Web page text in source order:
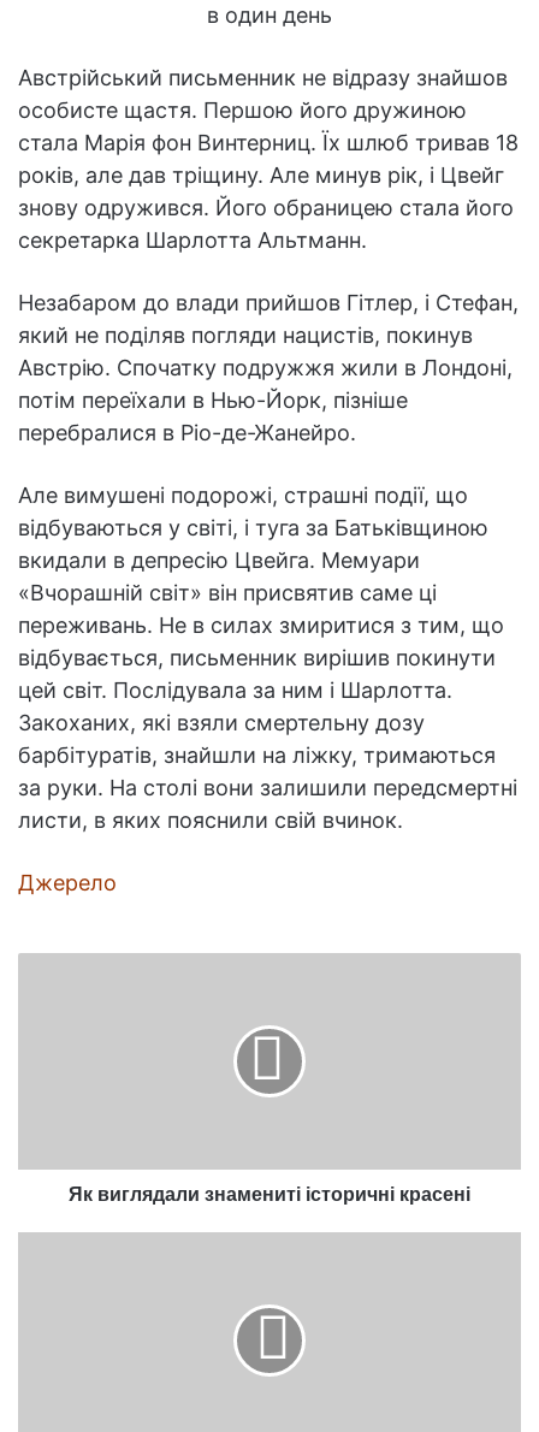
Австрійський письменник не відразу знайшов
особисте щастя. Першою його дружиною
стала Марія фон Винтерниц. Їх шлюб тривав 18
років, але дав тріщину. Але минув рік, і Цвейг
знову одружився. Його обраницею стала його
секретарка Шарлотта Альтманн.
Незабаром до влади прийшов Гітлер, і Стефан,
який не поділяв погляди нацистів, покинув
Австрію. Спочатку подружжя жили в Лондоні,
потім переїхали в Нью-Йорк, пізніше
перебралися в Ріо-де-Жанейро.
Але вимушені подорожі, страшні події, що
відбуваються у світі, і туга за Батьківщиною
вкидали в депресію Цвейга. Мемуари
«Вчорашній світ» він присвятив саме ці
переживань. Не в силах змиритися з тим, що
відбувається, письменник вирішив покинути
цей світ. Послідувала за ним і Шарлотта.
Закоханих, які взяли смертельну дозу
барбітуратів, знайшли на ліжку, тримаються
за руки. На столі вони залишили передсмертні
листи, в яких пояснили свій вчинок.
Джерело
Як виглядали знамениті історичні красені